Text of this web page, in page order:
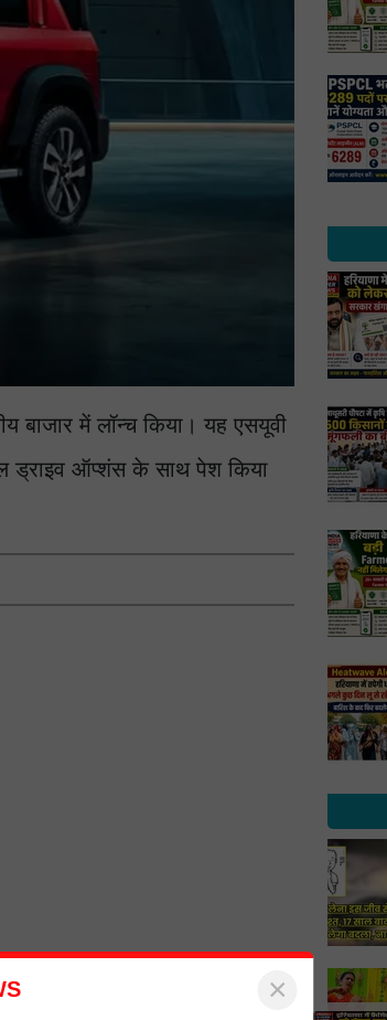
बाजार में लॉन्च किया। यह एसयूवी
ड्राइव ऑप्शंस के साथ पेश किया
×